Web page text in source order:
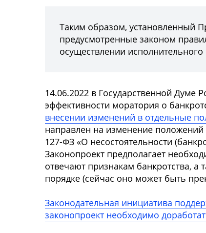
Таким образом, установленный
предусмотренные законом
осуществлении исполнительного
14.06.2022 в Государственной Думе
эффективности моратория о
внесении изменений в отдельные
направлен на изменение положений
127-ФЗ «О несостоятельности
Законопроект предполагает
отвечают признакам банкротства,
порядке (сейчас оно может быть
Законодательная инициатива
законопроект необходимо